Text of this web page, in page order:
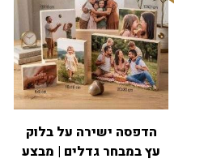
הדפסה ישירה על בלוק
עץ במבחר גדלים | מבצע